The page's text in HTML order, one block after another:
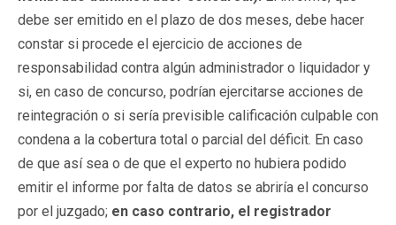
debe ser emitido en el plazo de dos meses, debe hacer
constar si procede el ejercicio de acciones de
responsabilidad contra algún administrador o liquidador y
si, en caso de concurso, podrían ejercitarse acciones de
reintegración o si sería previsible calificación culpable con
condena a la cobertura total o parcial del déficit. En caso
de que así sea o de que el experto no hubiera podido
emitir el informe por falta de datos se abriría el concurso
por el juzgado; en caso contrario, el registrador